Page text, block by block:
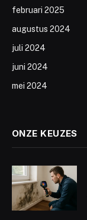
februari 2025
augustus 2024
juli 2024
juni 2024
mei 2024
ONZE KEUZES